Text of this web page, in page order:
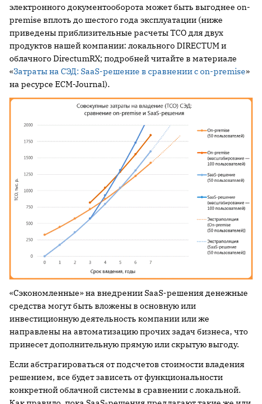
электронного документооборота может быть выгоднее on-
premise вплоть до шестого года эксплуатации (ниже
приведены приблизительные расчеты TCO для двух
продуктов нашей компании: локального DIRECTUM и
облачного DirectumRX; подробней читайте в материале
«Затраты на СЭД: SaaS-решение в сравнении с on-premise»
на ресурсе ECM-Journal).
«Сэкономленные» на внедрении SaaS-решения денежные
средства могут быть вложены в основную или
инвестиционную деятельность компании или же
направлены на автоматизацию прочих задач бизнеса, что
принесет дополнительную прямую или скрытую выгоду.
Если абстрагироваться от подсчетов стоимости владения
решением, все будет зависеть от функциональности
конкретной облачной системы в сравнении с локальной.